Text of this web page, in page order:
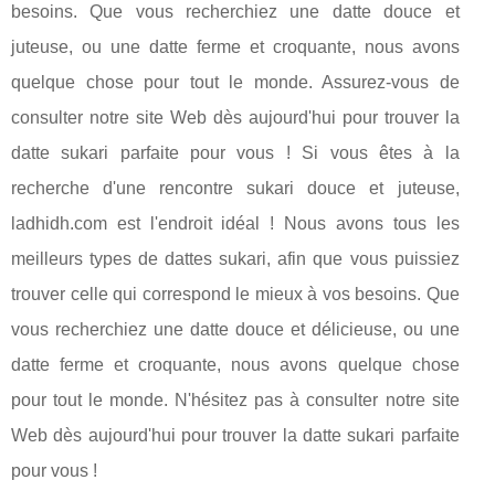
besoins. Que vous recherchiez une datte douce et
juteuse, ou une datte ferme et croquante, nous avons
quelque chose pour tout le monde. Assurez-vous de
consulter notre site Web dès aujourd'hui pour trouver la
datte sukari parfaite pour vous ! Si vous êtes à la
recherche d'une rencontre sukari douce et juteuse,
ladhidh.com est l'endroit idéal ! Nous avons tous les
meilleurs types de dattes sukari, afin que vous puissiez
trouver celle qui correspond le mieux à vos besoins. Que
vous recherchiez une datte douce et délicieuse, ou une
datte ferme et croquante, nous avons quelque chose
pour tout le monde. N'hésitez pas à consulter notre site
Web dès aujourd'hui pour trouver la datte sukari parfaite
pour vous !